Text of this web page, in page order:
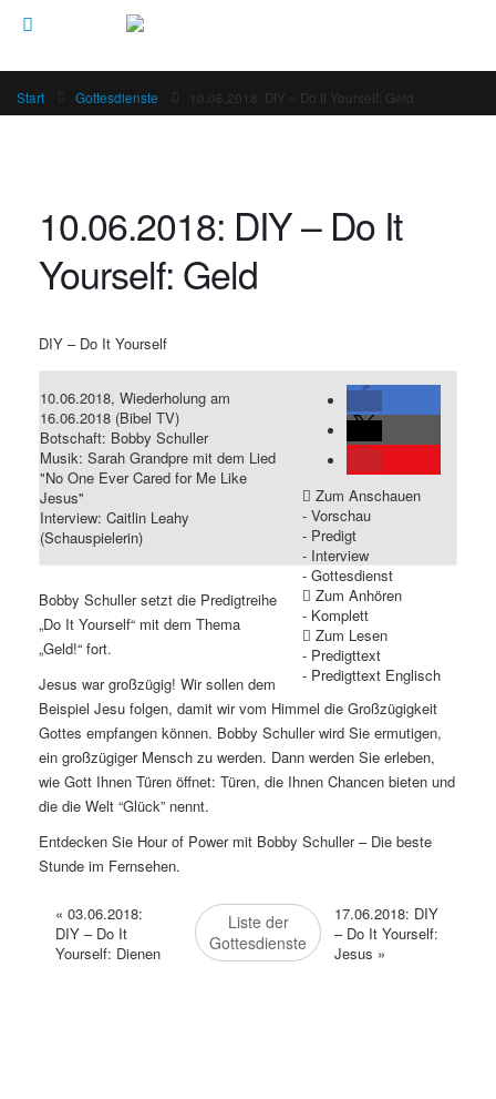
Start Gottesdienste 10.06.2018: DIY – Do It Yourself: Geld
10.06.2018: DIY – Do It
Yourself: Geld
DIY – Do It Yourself
Zum Anschauen
- Vorschau
- Predigt
- Interview
- Gottesdienst
Zum Anhören
- Komplett
Zum Lesen
- Predigttext
- Predigttext Englisch
10.06.2018, Wiederholung am
16.06.2018 (Bibel TV)
Botschaft: Bobby Schuller
Musik: Sarah Grandpre mit dem Lied
"No One Ever Cared for Me Like
Jesus"
Interview: Caitlin Leahy
(Schauspielerin)
Bobby Schuller setzt die Predigtreihe
„Do It Yourself“ mit dem Thema
„Geld!“ fort.
Jesus war großzügig! Wir sollen dem
Beispiel Jesu folgen, damit wir vom Himmel die Großzügigkeit
Gottes empfangen können. Bobby Schuller wird Sie ermutigen,
ein großzügiger Mensch zu werden. Dann werden Sie erleben,
wie Gott Ihnen Türen öffnet: Türen, die Ihnen Chancen bieten und
die die Welt “Glück” nennt.
Entdecken Sie Hour of Power mit Bobby Schuller – Die beste
Stunde im Fernsehen.
« 03.06.2018:
DIY – Do It
Yourself: Dienen
Liste der
Gottesdienste
17.06.2018: DIY
– Do It Yourself:
Jesus »